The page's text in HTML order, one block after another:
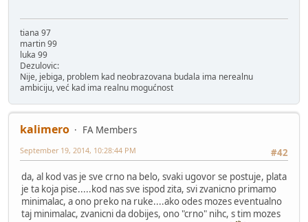
tiana 97
martin 99
luka 99
Dezulovic:
Nije, jebiga, problem kad neobrazovana budala ima nerealnu
ambiciju, već kad ima realnu mogućnost
kalimero
FA Members
#42
September 19, 2014, 10:28:44 PM
da, al kod vas je sve crno na belo, svaki ugovor se postuje, plata
je ta koja pise.....kod nas sve ispod zita, svi zvanicno primamo
minimalac, a ono preko na ruke....ako odes mozes eventualno
taj minimalac, zvanicni da dobijes, ono "crno" nihc, s tim mozes